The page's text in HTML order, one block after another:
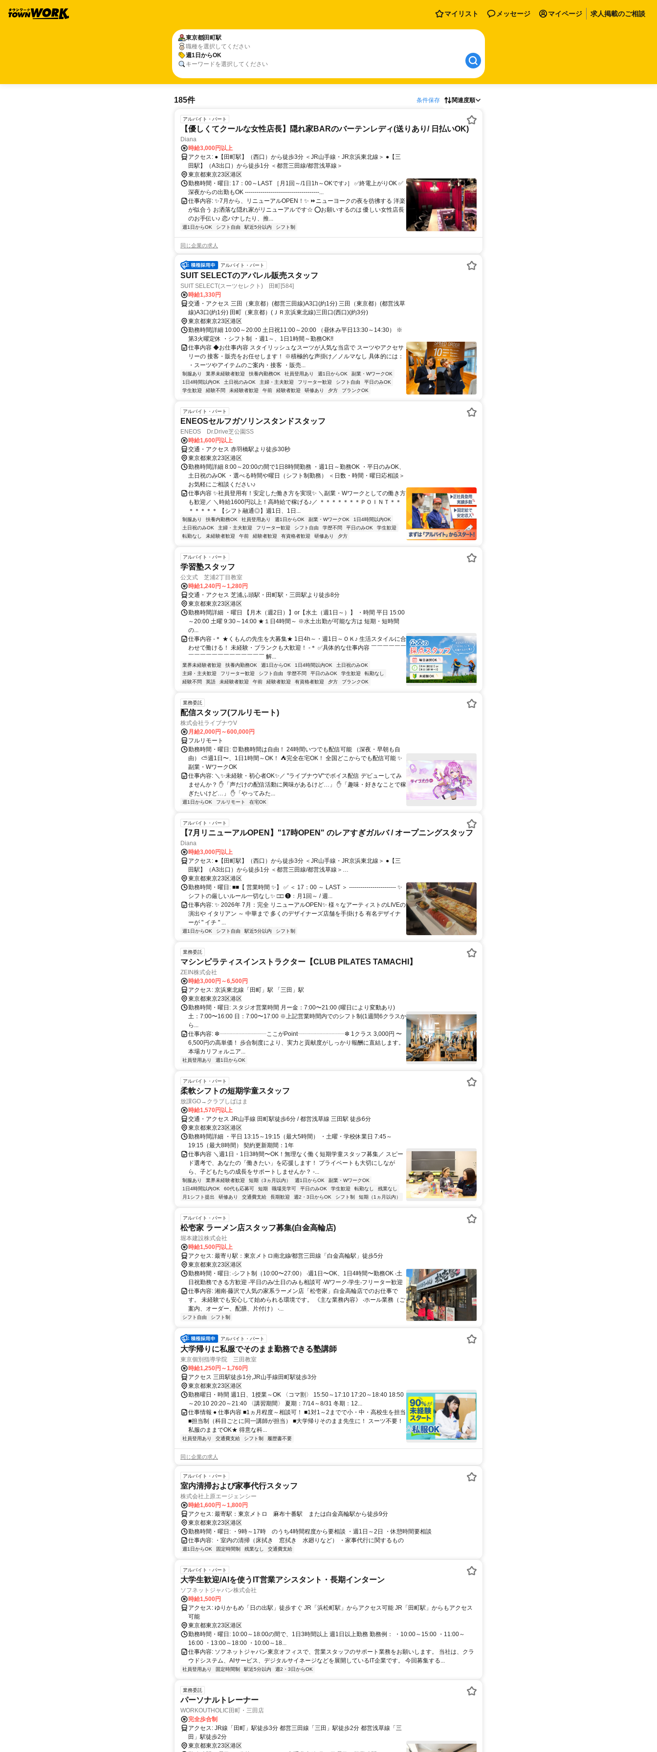
マイリスト メッセージ マイページ 求人掲載のご相談
東京都 田町駅
職種を選択してください
週1日からOK
キーワードを選択してください
185件 条件保存 関連度順
アルバイト・パート
【優しくてクールな女性店長】隠れ家BARのバーテンレディ(送りあり/ 日払いOK)
Diana
時給3,000円以上
アクセス: ●【田町駅】（西口）から徒歩3分 ＜JR山手線・JR京浜東北線＞ ●【三
田駅】（A3出口）から徒歩1分 ＜都営三田線/都営浅草線＞
東京都東京23区港区
勤務時間・曜日: 17：00～LAST ［月1回～/1日1h～OKです♪］ ✅終電上がりOK ✅
深夜からの出勤もOK --------------------------------------...
仕事内容: ✨7月から、リニューアルOPEN！✨ ⏩ニューヨークの夜を彷彿する 洋楽
が似合う お洒落な隠れ家がリニューアルです☆ ⭕お願いするのは 優しい女性店長
のお手伝い♪ 恋バナしたり、推...
週1日からOK シフト自由 駅近5分以内 シフト制
同じ企業の求人
アルバイト・パート
SUIT SELECTのアパレル販売スタッフ
SUIT SELECT(スーツセレクト) 田町[584]
時給1,330円
交通・アクセス 三田（東京都）(都営三田線)A3口(約1分) 三田（東京都）(都営浅草
線)A3口(約1分) 田町（東京都）(ＪＲ京浜東北線)三田口(西口)(約3分)
東京都東京23区港区
勤務時間詳細 10:00～20:00 土日祝11:00～20:00 （昼休み平日13:30～14:30） ※
第3火曜定休 ・シフト制 ・週1～、1日1時間～勤務OK!!
仕事内容 ◆お仕事内容 スタイリッシュなスーツが人気な当店で スーツやアクセサ
リーの 接客・販売をお任せします！ ※積極的な声掛け／ノルマなし 具体的には：
・スーツやアイテムのご案内・接客 ・販売...
制服あり 業界未経験者歓迎 扶養内勤務OK 社員登用あり 週1日からOK
副業・WワークOK
1日4時間以内OK
土日祝のみOK 主婦・主夫歓迎 フリーター歓迎 シフト自由
平日のみOK
学生歓迎
経験不問 未経験者歓迎 午前 経験者歓迎 研修あり 夕方 ブランクOK
アルバイト・パート
ENEOSセルフガソリンスタンドスタッフ
ENEOS Dr.Drive芝公園SS
時給1,600円以上
交通・アクセス 赤羽橋駅より徒歩30秒
東京都東京23区港区
勤務時間詳細 8:00～20:00の間で1日8時間勤務 ・週1日～勤務OK ・平日のみOK、
土日祝のみOK ・選べる時間や曜日（シフト制勤務） ＜日数・時間・曜日応相談＞
お気軽にご相談ください♪
仕事内容 ✨社員登用有！安定した働き方を実現✨ ＼副業・Wワークとしての働き方
も歓迎／ ＼時給1600円以上！高時給で稼げる♪／ ＊＊＊＊＊＊＊ＰＯＩＮＴ＊＊
＊＊＊＊＊ 【シフト融通◎】週1日、1日...
制服あり 扶養内勤務OK 社員登用あり 週1日からOK 副業・WワークOK
1日4時間以内OK
土日祝のみOK
主婦・主夫歓迎 フリーター歓迎 シフト自由 学歴不問 平日のみOK
学生歓迎
転勤なし
未経験者歓迎 午前 経験者歓迎 有資格者歓迎 研修あり 夕方
アルバイト・パート
学習塾スタッフ
公文式 芝浦2丁目教室
時給1,240円～1,280円
交通・アクセス 芝浦ふ頭駅・田町駅・三田駅より徒歩8分
東京都東京23区港区
勤務時間詳細 ・曜日 【月木（週2日）】or【水土（週1日～）】 ・時間 平日 15:00
～20:00 土曜 9:30～14:00 ★１日4時間～ ※水土出勤が可能な方は 短期・短時間
の...
仕事内容 -＊ ★くもんの先生を大募集★ 1日4h～・週1日～ＯＫ♪ 生活スタイルに合
わせて働ける！ 未経験・ブランクも大歓迎！ -＊ ✅具体的な仕事内容 ￣￣￣￣￣￣
￣￣￣￣￣￣￣￣￣￣￣￣￣ 解...
業界未経験者歓迎 扶養内勤務OK 週1日からOK 1日4時間以内OK
土日祝のみOK
主婦・主夫歓迎
フリーター歓迎 シフト自由 学歴不問 平日のみOK 学生歓迎
転勤なし
経験不問
英語 未経験者歓迎 午前 経験者歓迎 有資格者歓迎 夕方 ブランクOK
業務委託
配信スタッフ(フルリモート)
株式会社ライブナウV
月給2,000円～600,000円
フルリモート
勤務時間・曜日: ⏰勤務時間は自由！ 24時間いつでも配信可能 （深夜・早朝も自
由） ⛅週1日〜、1日1時間～OK！ ⛺完全在宅OK！ 全国どこからでも配信可能 ✨
副業・WワークOK
仕事内容: ＼✨未経験・初心者OK✨／ "ライブナウV"でボイス配信 デビューしてみ
ませんか？ ✋「声だけの配信活動に興味があるけど…」 ✋「趣味・好きなことで稼
ぎたいけど…」 ✋「やってみた...
週1日からOK フルリモート 在宅OK
アルバイト・パート
【7月リニューアルOPEN】"17時OPEN" のレアすぎガルバ / オープニングスタッフ
Diana
時給3,000円以上
アクセス: ●【田町駅】（西口）から徒歩3分 ＜JR山手線・JR京浜東北線＞ ●【三
田駅】（A3出口）から徒歩1分 ＜都営三田線/都営浅草線＞
=================================
東京都東京23区港区
勤務時間・曜日: ■■【 営業時間 ✨】 ✅ ＜ 17：00 ～ LAST ＞ ------------------------ ✨
シフトの厳しいルール一切なし✨ □□ ❶：月1回～ / 週...
仕事内容: ✨ 2026年 7月：完全 リニューアルOPEN✨ 様々なアーティストのLIVEの
演出や イタリアン ～ 中華まで 多くのデザイナーズ店舗を手掛ける 有名デザイナ
ーが " イチ " ...
週1日からOK シフト自由 駅近5分以内 シフト制
業務委託
マシンピラティスインストラクター【CLUB PILATES TAMACHI】
ZEIN株式会社
時給3,000円～6,500円
アクセス: 京浜東北線「田町」駅 「三田」駅
東京都東京23区港区
勤務時間・曜日: スタジオ営業時間 月ー金：7:00〜21:00 (曜日により変動あり)
土：7:00〜16:00 日：7:00〜17:00 ※上記営業時間内でのシフト制(1週間6クラスか
ら...
仕事内容: ✼┈┈┈┈┈┈┈┈ここがPoint┈┈┈┈┈┈┈┈✼ 1クラス 3,000円 〜
6,500円の高単価！ 歩合制度により、実力と貢献度がしっかり報酬に直結します。
本場カリフォルニア...
社員登用あり 週1日からOK
アルバイト・パート
柔軟シフトの短期学童スタッフ
放課GO→クラブしばはま
時給1,570円以上
交通・アクセス JR山手線 田町駅徒歩6分 / 都営浅草線 三田駅 徒歩6分
東京都東京23区港区
勤務時間詳細 ・平日 13:15～19:15（最大5時間） ・土曜・学校休業日 7:45～
19:15（最大8時間） 契約更新期間：1年
仕事内容 ＼週1日・1日3時間〜OK！無理なく働く短期学童スタッフ募集／ スピー
ド選考で、あなたの「働きたい」を応援します！ プライベートも大切にしなが
ら、子どもたちの成長をサポートしませんか？ -...
制服あり 業界未経験者歓迎 短期（3ヵ月以内） 週1日からOK
副業・WワークOK
1日4時間以内OK
60代も応募可 短期 職場見学可 平日のみOK 学生歓迎 転勤なし
残業なし
月1シフト提出
研修あり 交通費支給 長期歓迎 週2・3日からOK シフト制 短期（1ヵ月以内）
アルバイト・パート
松壱家 ラーメン店スタッフ募集(白金高輪店)
堀本建設株式会社
時給1,500円以上
アクセス: 最寄り駅：東京メトロ南北線∕都営三⽥線「⽩⾦⾼輪駅」徒歩5分
東京都東京23区港区
勤務時間・曜日: ‧シフト制（10:00〜27:00） ‧週1⽇〜OK、1⽇4時間〜勤務OK ‧⼟
⽇祝勤務できる⽅歓迎 ‧平⽇のみ∕⼟⽇のみも相談可 ‧Wワーク‧学⽣‧フリーター歓迎
仕事内容: 湘南‧藤沢で⼈気の家系ラーメン店「松壱家」⽩⾦⾼輪店でのお仕事で
す。 未経験でも安⼼して始められる環境です。 《主な業務内容》 ‧ホール業務（ご
案内、オーダー、配膳、⽚付け） ‧...
シフト自由 シフト制
アルバイト・パート
大学帰りに私服でそのまま勤務できる塾講師
東京個別指導学院 三田教室
時給1,250円～1,760円
アクセス 三田駅徒歩1分,JR山手線田町駅徒歩3分
東京都東京23区港区
勤務曜日・時間 週1日、1授業～OK 〈コマ割〉 15:50～17:10 17:20～18:40 18:50
～20:10 20:20～21:40 〈講習期間〉 夏期：7/14～8/31 冬期：12...
仕事情報 ● 仕事内容 ■1ヵ月程度～相談可！ ■1対1～2までで小・中・高校生を担当
■担当制（科目ごとに同一講師が担当） ■大学帰りそのまま先生に！ スーツ不要！
私服のままでOK★ 得意な科...
社員登用あり 交通費支給 シフト制 履歴書不要
同じ企業の求人
アルバイト・パート
室内清掃および家事代行スタッフ
株式会社上原エージェンシー
時給1,600円～1,800円
アクセス: 最寄駅：東京メトロ 麻布十番駅 または白金高輪駅から徒歩9分
東京都東京23区港区
勤務時間・曜日: ・9時～17時 のうち4時間程度から要相談 ・週1日～2日 ・休憩時間要相談
仕事内容: ・室内の清掃（床拭き 窓拭き 水廻りなど） ・家事代行に関するもの
週1日からOK 固定時間制 残業なし 交通費支給
アルバイト・パート
大学生歓迎/AIを使うIT営業アシスタント・長期インターン
ソフネットジャパン株式会社
時給1,500円
アクセス: ゆりかもめ「日の出駅」徒歩すぐ JR「浜松町駅」からアクセス可能 JR「田町駅」からもアクセス
可能
東京都東京23区港区
勤務時間・曜日: 10:00～18:00の間で、1日3時間以上 週1日以上勤務 勤務例： ・10:00～15:00 ・11:00～
16:00 ・13:00～18:00 ・10:00～18...
仕事内容: ソフネットジャパン東京オフィスで、営業スタッフのサポート業務をお願いします。 当社は、クラ
ウドシステム、AIサービス、デジタルサイネージなどを展開しているIT企業です。 今回募集する...
社員登用あり 固定時間制 駅近5分以内 週2・3日からOK
業務委託
パーソナルトレーナー
WORKOUTHOLIC田町・三田店
完全歩合制
アクセス: JR線「田町」駅徒歩3分 都営三田線「三田」駅徒歩2分 都営浅草線「三
田」駅徒歩2分
東京都東京23区港区